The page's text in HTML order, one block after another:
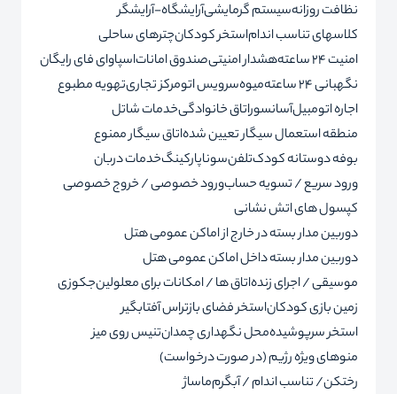
نظافت روزانهسیستم گرمایشیآرایشگاه-آرایشگر
کلاسهای تناسب انداماستخر کودکانچترهای ساحلی
امنیت 24 ساعته
هشدار امنیتیصندوق اماناتاسپاوای فای رایگان
نگهبانی 24 ساعته
میوهسرویس اتومرکز تجاریتهویه مطبوع
اجاره اتومبیلآسانسوراتاق خانوادگیخدمات شاتل
منطقه استعمال سیگار تعیین شدهاتاق سیگار ممنوع
بوفه دوستانه کودکتلفنسوناپارکینگخدمات دربان
ورود سریع / تسویه حسابورود خصوصی / خروج خصوصی
کپسول های اتش نشانی
دوربین مدار بسته در خارج از اماکن عمومی هتل
دوربین مدار بسته داخل اماکن عمومی هتل
موسیقی / اجرای زندهاتاق ها / امکانات برای معلولینجکوزی
زمین بازی کودکاناستخر فضای بازتراس آفتابگیر
استخر سرپوشیدهمحل نگهداری چمدانتنیس روی میز
منوهای ویژه رژیم (در صورت درخواست)
رختکن/ تناسب اندام / آبگرمماساژ